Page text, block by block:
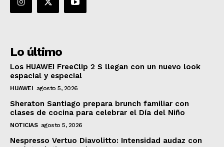
Lo último
Los HUAWEI FreeClip 2 S llegan con un nuevo look
espacial y especial
HUAWEI agosto 5, 2026
Sheraton Santiago prepara brunch familiar con
clases de cocina para celebrar el Día del Niño
NOTICIAS agosto 5, 2026
Nespresso Vertuo Diavolitto: Intensidad audaz con